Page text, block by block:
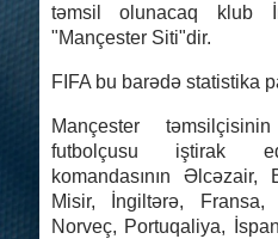
təmsil olunacaq klub
"Mançester Siti"dir.
FIFA bu barədə statistika
Mançester
futbolçusu iştirak
komandasının Əlcəzair,
Misir, İngiltərə, Fransa,
Norveç, Portuqaliya,